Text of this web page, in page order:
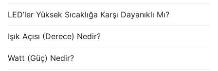
LED’ler Yüksek Sıcaklığa Karşı Dayanıklı Mı?
Işık Açısı (Derece) Nedir?
Watt (Güç) Nedir?